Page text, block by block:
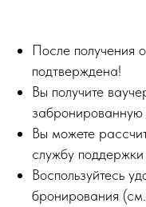
После получения
подтверждена!
Вы получите
забронированную
Вы можете
службу
Воспользуйтесь
бронирования